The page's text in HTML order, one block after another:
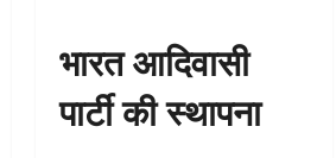
भारत आदिवासी
पार्टी की स्थापना